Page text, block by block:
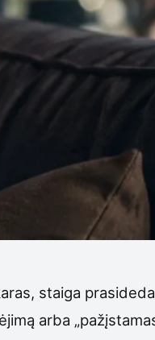
staiga
arba